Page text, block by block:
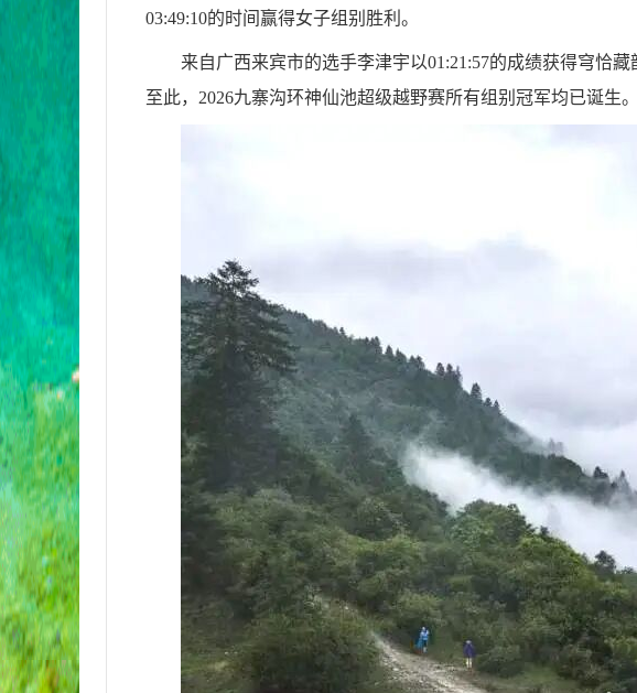
03:49:10的时间赢得女子组别胜利。
来自广西来宾市的选手李津宇以01:21:57的成绩获得穹恰
至此，2026九寨沟环神仙池超级越野赛所有组别冠军均已诞生。